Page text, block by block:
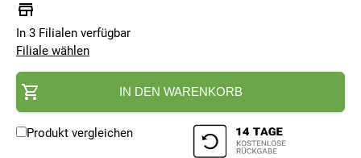
In 3 Filialen verfügbar
Filiale wählen
IN DEN WARENKORB
Produkt vergleichen